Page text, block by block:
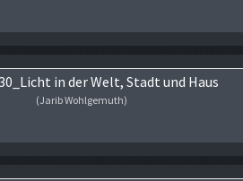
in der Welt, Stadt und Haus
(Jarib Wohlgemuth)